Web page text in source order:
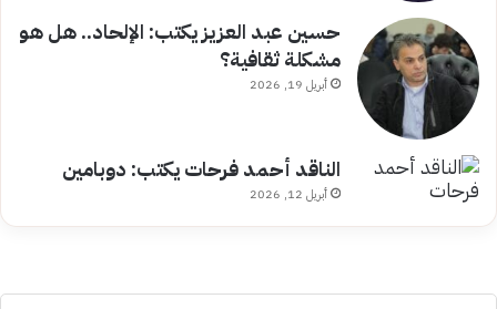
حسين عبد العزيز يكتب: الإلحاد.. هل هو
مشكلة ثقافية؟
أبريل 19, 2026
الناقد أحمد فرحات يكتب: دوبامين
أبريل 12, 2026